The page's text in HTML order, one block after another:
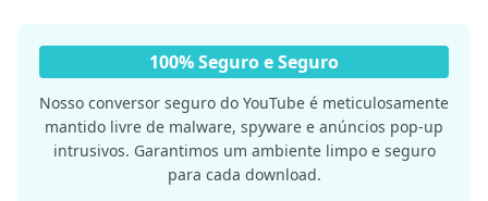
100% Seguro e Seguro
Nosso conversor seguro do YouTube é meticulosamente
mantido livre de malware, spyware e anúncios pop-up
intrusivos. Garantimos um ambiente limpo e seguro
para cada download.